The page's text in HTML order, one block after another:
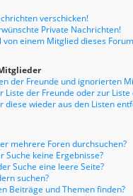
verschicken!
Private Nachrichten!
von einem Mitglied dieses
der Freunde und ignorierten
Liste der Freunde oder zur
diese wieder aus den Listen
mehrere Foren durchsuchen?
Suche keine Ergebnisse?
Suche eine leere Seite?
suchen?
Beiträge und Themen finden?